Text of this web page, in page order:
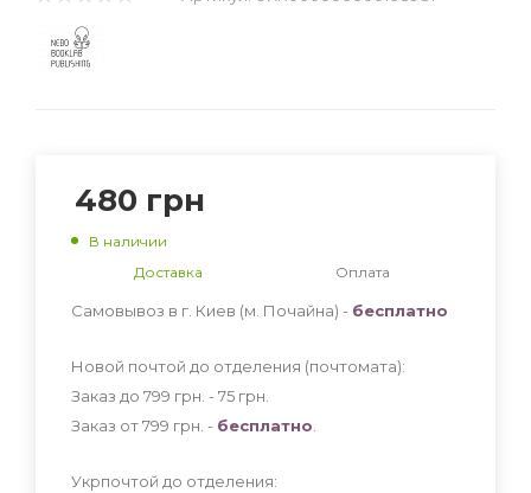
480 грн
В наличии
Доставка
Оплата
Самовывоз в г. Киев (м. Почайна) - бесплатно
Новой почтой до отделения (почтомата):
Заказ до 799 грн. - 75 грн
Заказ от 799 грн. - бесплатно
Укрпочтой до отделения: